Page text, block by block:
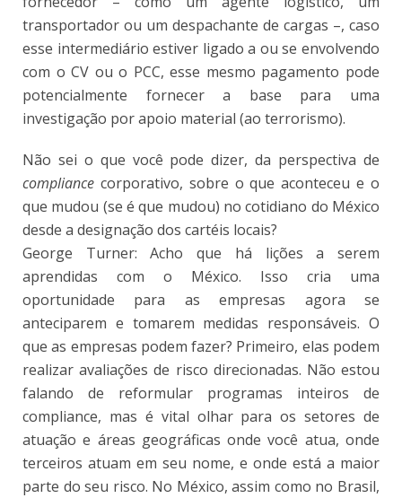
transportador ou um despachante de cargas –, caso
esse intermediário estiver ligado a ou se envolvendo
com o CV ou o PCC, esse mesmo pagamento pode
potencialmente fornecer a base para uma
investigação por apoio material (ao terrorismo).
Não sei o que você pode dizer, da perspectiva de
compliance corporativo, sobre o que aconteceu e o
que mudou (se é que mudou) no cotidiano do México
desde a designação dos cartéis locais?
George Turner: Acho que há lições a serem
aprendidas com o México. Isso cria uma
oportunidade para as empresas agora se
anteciparem e tomarem medidas responsáveis. O
que as empresas podem fazer? Primeiro, elas podem
realizar avaliações de risco direcionadas. Não estou
falando de reformular programas inteiros de
compliance, mas é vital olhar para os setores de
atuação e áreas geográficas onde você atua, onde
terceiros atuam em seu nome, e onde está a maior
parte do seu risco. No México, assim como no Brasil,